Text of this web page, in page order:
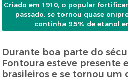
Criado em 1910, o popular
passado, se tornou quase
continha 9,5% de etanol
Durante boa parte do
Fontoura esteve presente
brasileiros e se tornou